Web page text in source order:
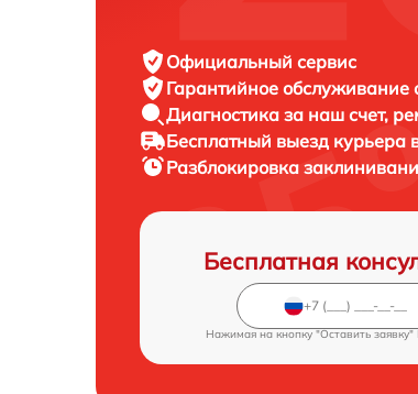
Официальный сервис
Гарантийное обслуживание
Диагностика за наш счет,
Бесплатный выезд курьера
Разблокировка
Бесплатная
Нажимая на кнопку "Оставить